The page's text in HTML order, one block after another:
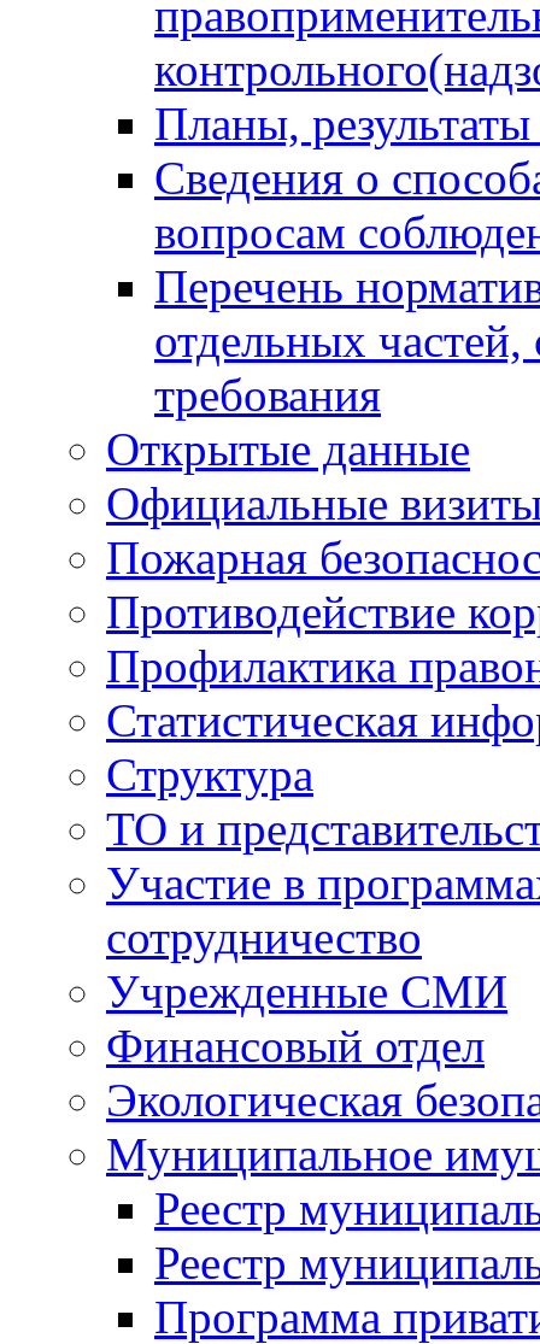
Планы,
Сведения о
вопросам
Перечень
отдельных
требования
Открытые данные
Официальные
Пожарная
Противодействие
Профилактика
Статистическая
Структура
ТО и
Участие в
сотрудничество
Учрежденные СМИ
Финансовый отдел
Экологическая
Муниципальное
Реестр
Реестр
Программа